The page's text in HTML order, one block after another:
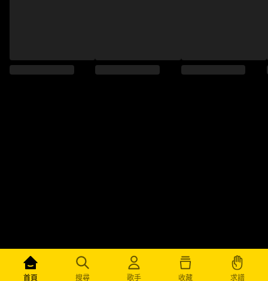
首頁 搜尋 歌手 收藏 求譜